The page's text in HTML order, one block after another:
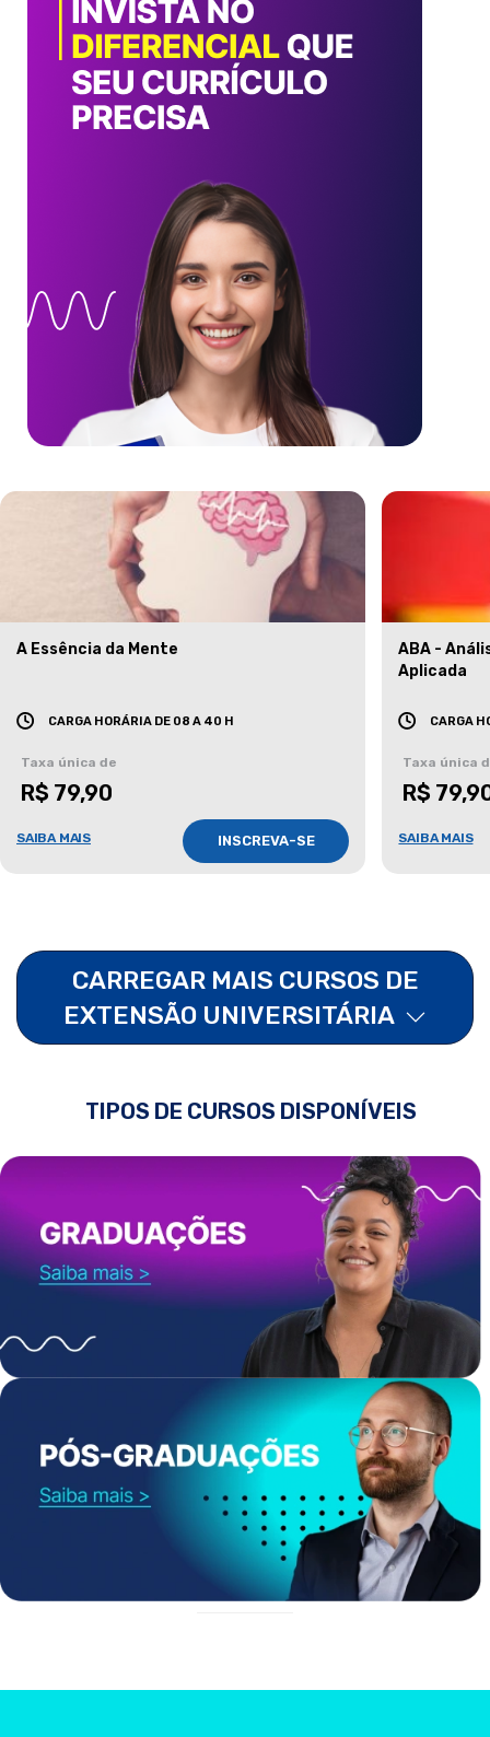
A Essência da Mente
CARGA HORÁRIA DE 08 A 40 H
Taxa única de
R$ 79,90
SAIBA MAIS INSCREVA-SE
ABA -
Aplicada
CARGA
Taxa única
R$
SAIBA MAIS
CARREGAR MAIS CURSOS DE
EXTENSÃO UNIVERSITÁRIA
TIPOS DE CURSOS DISPONÍVEIS